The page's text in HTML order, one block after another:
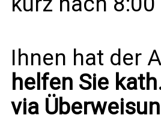
Ihnen hat der
helfen Sie
via